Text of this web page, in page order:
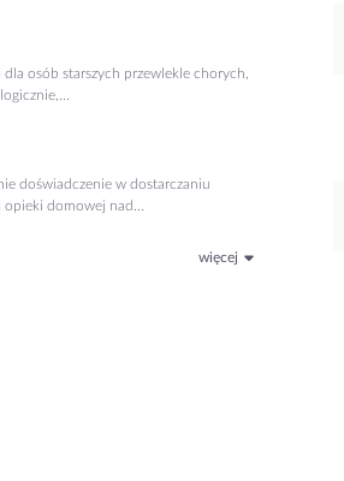
dla osób starszych przewlekle chorych,
doświadczenie w dostarczaniu
domowej nad...
więcej